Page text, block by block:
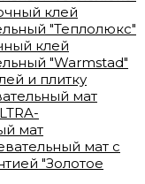
клей
"Теплолюкс"
клей
"Warmstad"
и плитку
мат
мат
мат с
"Золотое